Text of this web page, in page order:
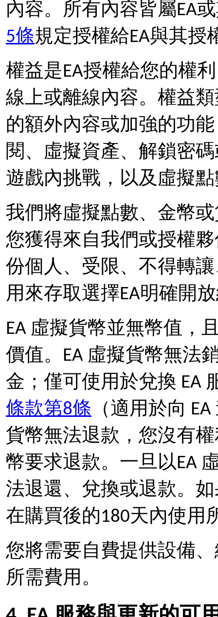
內容。所有內容皆屬EA
5條規定授權給EA與其授
權益是EA授權給您的權
線上或離線內容。權益
的額外內容或加強的功
閱、虛擬資產、解鎖密
遊戲內挑戰，以及虛擬
我們將虛擬點數、金幣
您獲得來自我們或授權
份個人、受限、不得轉
用來存取選擇EA明確開
EA 虛擬貨幣並無幣值，
價值。EA 虛擬貨幣無法
金；僅可使用於兌換 EA
條款第8條 （適用於向
貨幣無法退款，您沒有
幣要求退款。一旦以EA
法退還、兌換或退款。
在購買後的180天內使用
您將需要自費提供設備
所需費用。